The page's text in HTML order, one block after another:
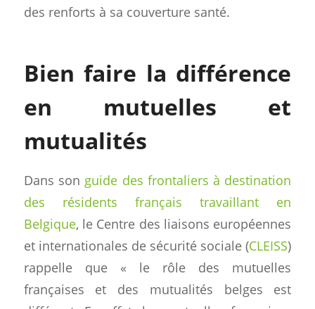
des renforts à sa couverture santé.
Bien faire la différence
en mutuelles et
mutualités
Dans son guide des frontaliers à destination
des résidents français travaillant en
Belgique, le Centre des liaisons européennes
et internationales de sécurité sociale (CLEISS)
rappelle que « le rôle des mutuelles
françaises et des mutualités belges est